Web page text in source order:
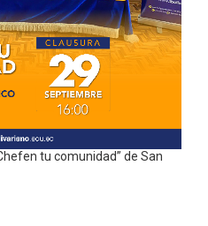
tu comunidad” de San